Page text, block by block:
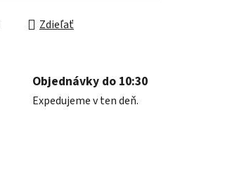
Zdieľať
Objednávky do 10:30
Expedujeme v ten deň.